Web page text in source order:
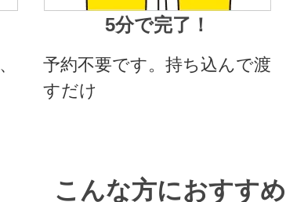
5分で完了！
予約不要です。持ち込んで渡
すだけ
こんな方におすすめ